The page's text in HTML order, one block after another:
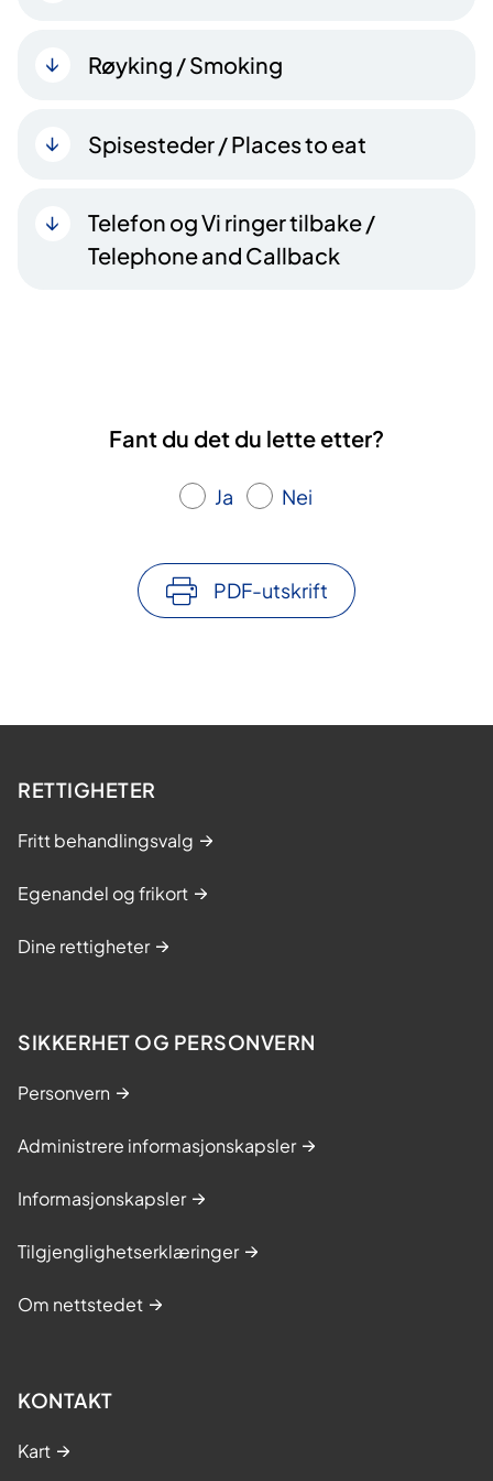
Røyking / Smoking
Spisesteder / Places to eat
Telefon og Vi ringer tilbake /
Telephone and Callback
Fant du det du lette etter?
Ja Nei
PDF-utskrift
RETTIGHETER
Fritt behandlingsvalg
Egenandel og frikort
Dine rettigheter
SIKKERHET OG PERSONVERN
Personvern
Administrere informasjonskapsler
Informasjonskapsler
Tilgjenglighetserklæringer
Om nettstedet
KONTAKT
Kart